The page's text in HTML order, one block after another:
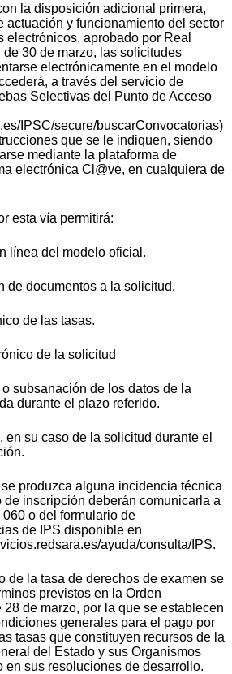
la disposición adicional primera,
actuación y funcionamiento del sector
electrónicos, aprobado por Real
de 30 de marzo, las solicitudes
electrónicamente en el modelo
a través del servicio de
Selectivas del Punto de Acceso
IPSC/secure/buscarConvocatorias)
que se le indiquen, siendo
mediante la plataforma de
electrónica Cl@ve, en cualquiera de
esta vía permitirá:
línea del modelo oficial.
de documentos a la solicitud.
de las tasas.
de la solicitud
subsanación de los datos de la
durante el plazo referido.
su caso de la solicitud durante el
produzca alguna incidencia técnica
de inscripción deberán comunicarla a
o del formulario de
de IPS disponible en
ayuda/consulta/IPS.
de la tasa de derechos de examen se
previstos en la Orden
28 de marzo, por la que se establecen
generales para el pago por
tasas que constituyen recursos de la
del Estado y sus Organismos
en sus resoluciones de desarrollo.